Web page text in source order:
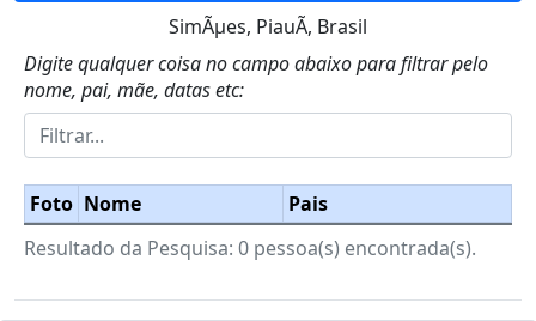
SimÃµes, PiauÃ­, Brasil
Digite qualquer coisa no campo abaixo para filtrar pelo
nome, pai, mãe, datas etc:
Foto Nome
Pais
Resultado da Pesquisa: 0 pessoa(s) encontrada(s).